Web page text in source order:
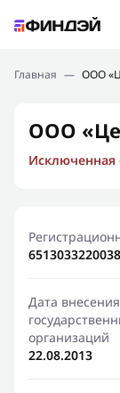
Подбор займа
Новости
Финансовое
Главная — ООО
ООО
Исключенная
Дата
организаций
22.08.2013
Ошибка:
Спасибо, что
Мы свяжемся
результат